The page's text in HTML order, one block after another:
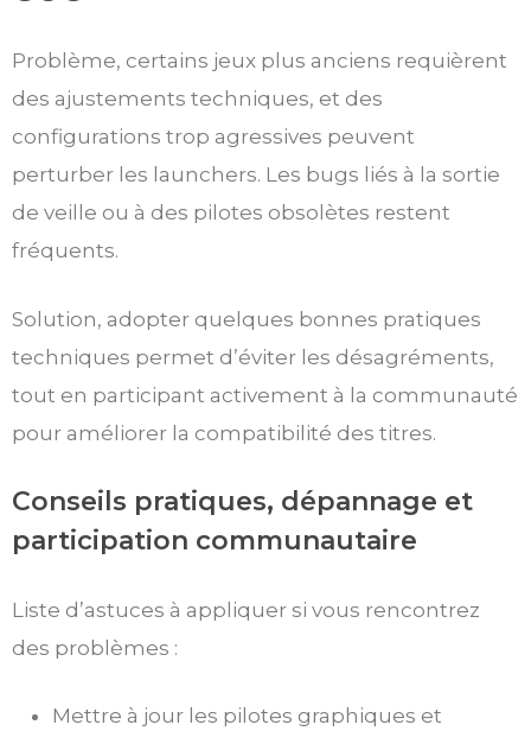
Problème, certains jeux plus anciens requièrent
des ajustements techniques, et des
configurations trop agressives peuvent
perturber les launchers. Les bugs liés à la sortie
de veille ou à des pilotes obsolètes restent
fréquents.
Solution, adopter quelques bonnes pratiques
techniques permet d’éviter les désagréments,
tout en participant activement à la communauté
pour améliorer la compatibilité des titres.
Conseils pratiques, dépannage et
participation communautaire
Liste d’astuces à appliquer si vous rencontrez
des problèmes :
Mettre à jour les pilotes graphiques et